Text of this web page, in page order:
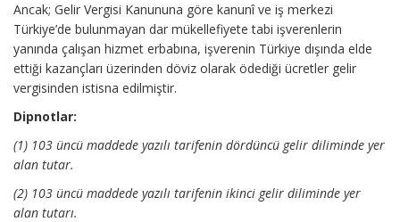
Ancak; Gelir Vergisi Kanununa göre kanunî ve iş merkezi
Türkiye’de bulunmayan dar mükellefiyete tabi işverenlerin
yanında çalışan hizmet erbabına, işverenin Türkiye dışında elde
ettiği kazançları üzerinden döviz olarak ödediği ücretler gelir
vergisinden istisna edilmiştir.
Dipnotlar:
(1) 103 üncü maddede yazılı tarifenin dördüncü gelir diliminde yer
alan tutar.
(2) 103 üncü maddede yazılı tarifenin ikinci gelir diliminde yer
alan tutarı.